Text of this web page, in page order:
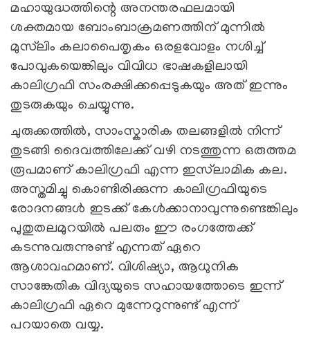
മഹായുദ്ധത്തിന്റെ അനന്തരഫലമായി
ശക്തമായ ബോംബാക്രമണത്തിന് മുന്നിൽ
മുസ്‍ലിം കലാപൈതൃകം ഒരളവോളം നശിച്ച്
പോവുകയെങ്കിലും വിവിധ ഭാഷകളിലായി
കാലിഗ്രഫി സംരക്ഷിക്കപ്പെടുകയും അത് ഇന്നും
തുടരുകയും ചെയ്യുന്നു.
ചുരുക്കത്തില്‍, സാംസ്കാരിക തലങ്ങളിൽ നിന്ന്
തുടങ്ങി ദൈവത്തിലേക്ക് വഴി നടത്തുന്ന ഒരുത്തമ
രൂപമാണ് കാലിഗ്രഫി എന്ന ഇസ്‍ലാമിക കല.
അസ്തമിച്ചു കൊണ്ടിരിക്കുന്ന കാലിഗ്രഫിയുടെ
രോദനങ്ങള്‍ ഇടക്ക് കേള്‍ക്കാനാവുന്നുണ്ടെങ്കിലും
പുതുതലമുറയില്‍ പലരും ഈ രംഗത്തേക്ക്
കടന്നുവരുന്നുണ്ട് എന്നത് ഏറെ
ആശാവഹമാണ്. വിശിഷ്യാ, ആധുനിക
സാങ്കേതിക വിദ്യയുടെ സഹായത്തോടെ ഇന്ന്
കാലിഗ്രഫി ഏറെ മുന്നേറുന്നുണ്ട് എന്ന്
പറയാതെ വയ്യ.